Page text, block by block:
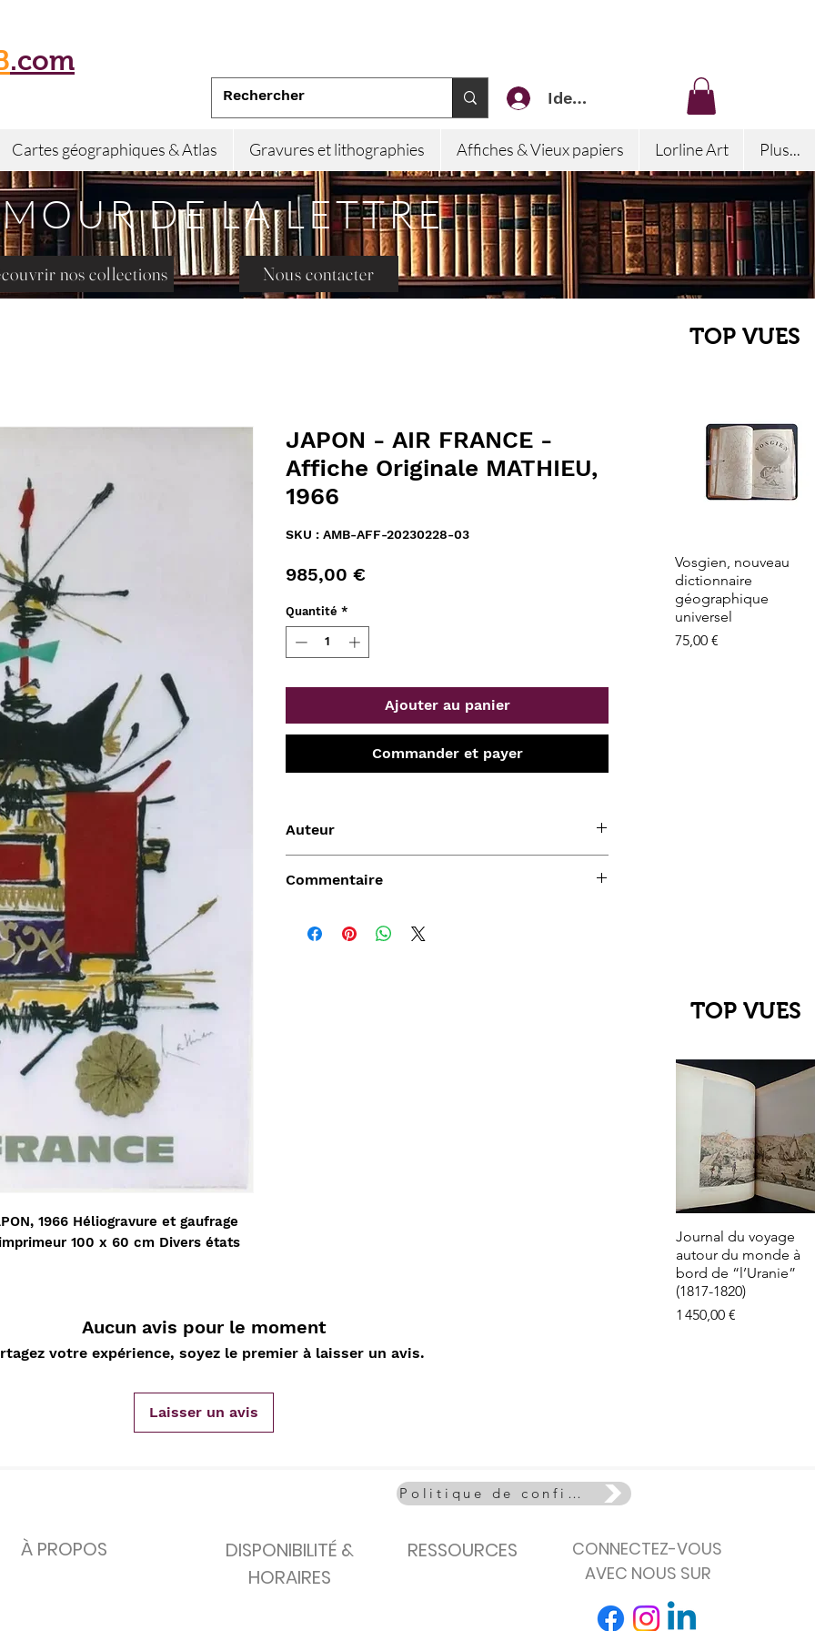
.com
Identifiez-vous
Cartes géographiques & Atlas Gravures et lithographies Affiches & Vieux papiers Lorline Art Plus...
DE LA LETTRE
nos collections Nous contacter
1966 Héliogravure et gaufrage
100 x 60 cm Divers états
JAPON - AIR FRANCE -
Affiche Originale MATHIEU,
1966
SKU : AMB-AFF-20230228-03
985,00 €Prix
Quantité *
Ajouter au panier
Commander et payer
Auteur
Commentaire
Fêtes - refuges ultimes des croyances. Panthéons
Aucun avis pour le moment
votre expérience, soyez le premier à laisser un avis.
Laisser un avis
TOP VUES
Aperçu rapide
Vosgien, nouveau
dictionnaire
géographique
universel
Prix
75,00 €
TOP VUES
Aperçu rapide
Journal du voyage
autour du monde à
bord de “l’Uranie”
(1817-1820)
Prix
1 450,00 €
Aperçu rapide
Nature Morte aux
cartes à jouer et
carafes, Cottavoz,
Mourlot lithographie
Aperçu rapide
Sahara, L'Epopée
Leclerc 1954-55, Map
Michelin, carte
ancienne
Politique de confidentialité
À PROPOS
DISPONIBILITÉ &
HORAIRES
RESSOURCES
CONNECTEZ-VOUS
AVEC NOUS SUR